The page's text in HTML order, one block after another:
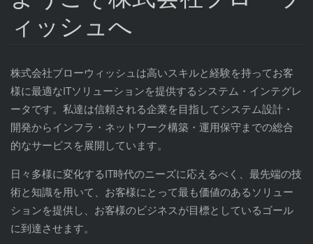
ィッシュへ
株式会社ブローウィッシュは高いスキルと経験を持ってお客
様に最適なITソリューションを提供するシステム・インテグレ
ータです。私達は信頼される企業を目指してシステム設計・
開発からインフラ・ネットワーク構築・運用保守までの総合
的なサービスを展開しています。
日々多様に変化するIT時代のニーズに応えるべく、最先端の技
術と知識を用いて、お客様にとって最も価値のあるソリュー
ションを提供し、お客様のビジネスが目標としているゴール
に到達させます。